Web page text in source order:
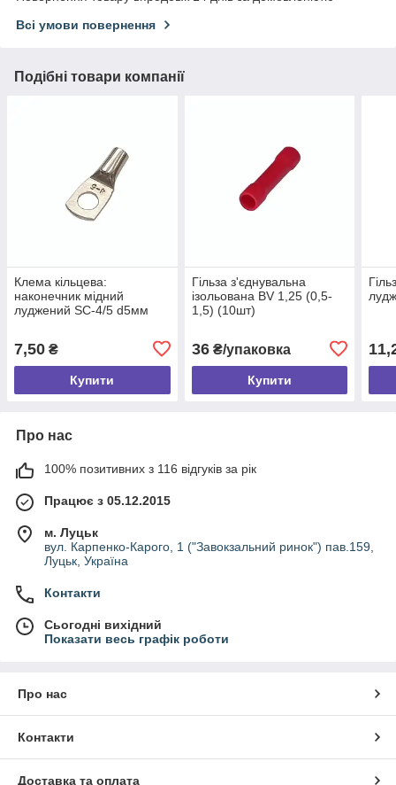
Всі умови повернення
Подібні товари компанії
Клема кільцева:
наконечник мідний
луджений SC-4/5 d5мм
7,50 ₴
Купити
Гільза з'єднувальна
ізольована BV 1,25 (0,5-
1,5) (10шт)
36₴/упаковка
Купити
Про нас
100% позитивних з 116 відгуків за рік
Працює з 05.12.2015
м. Луцьк
вул. Карпенко-Карого, 1 ("Завокзальний ринок") пав.159,
Луцьк, Україна
Контакти
Сьогодні вихідний
Показати весь графік роботи
Про нас
Контакти
Доставка та оплата